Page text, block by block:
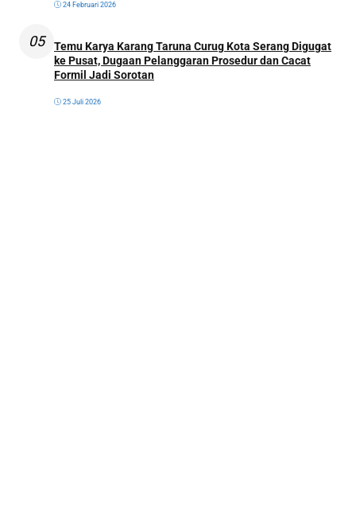
24 Februari 2026
05
Temu Karya Karang Taruna Curug Kota Serang Digugat
ke Pusat, Dugaan Pelanggaran Prosedur dan Cacat
Formil Jadi Sorotan
25 Juli 2026